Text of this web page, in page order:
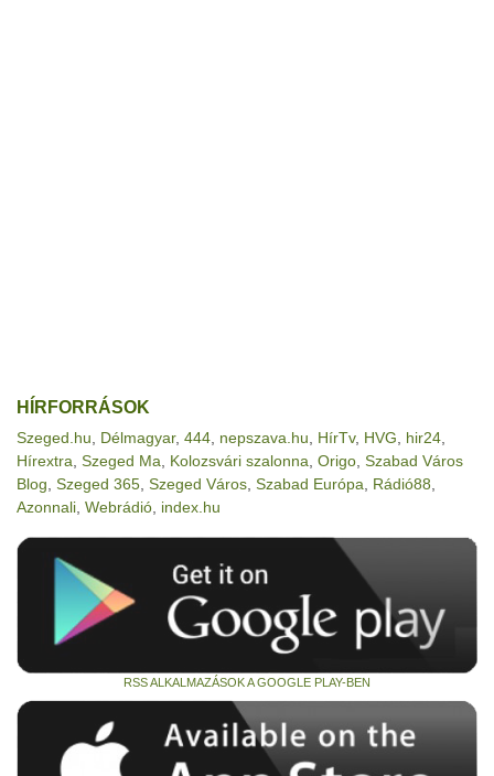
HÍRFORRÁSOK
Szeged.hu Délmagyar, 444 nepszava.hu HírTv, HVG hir24
Hírextra Szeged Ma Kolozsvári szalonna Origo Szabad Város
Blog Szeged 365 Szeged Város Szabad Európa Rádió88
Azonnali Webrádió index.hu
RSS ALKALMAZÁSOK A GOOGLE PLAY-BEN